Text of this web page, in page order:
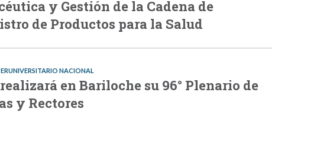
y Gestión de la Cadena de
de Productos para la Salud
NACIONAL
en Bariloche su 96° Plenario de
y Rectores